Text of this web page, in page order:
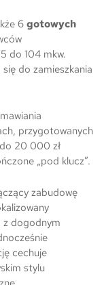
6 gotowych
do 104 mkw.
do zamieszkania
przygotowanych
20 000 zł
„pod klucz”.
zabudowę
z dogodnym
cechuje
stylu